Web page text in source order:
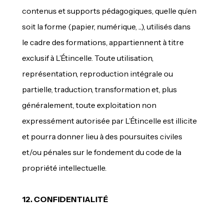
contenus et supports pédagogiques, quelle qu’en
soit la forme (papier, numérique, ...), utilisés dans
le cadre des formations, appartiennent à titre
exclusif à L’Étincelle. Toute utilisation,
représentation, reproduction intégrale ou
partielle, traduction, transformation et, plus
généralement, toute exploitation non
expressément autorisée par L’Étincelle est illicite
et pourra donner lieu à des poursuites civiles
et/ou pénales sur le fondement du code de la
propriété intellectuelle.
12. CONFIDENTIALITÉ